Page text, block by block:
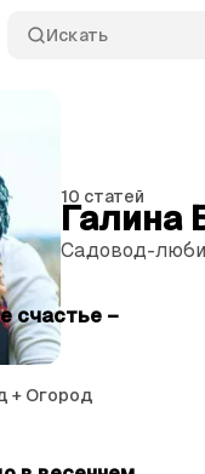
Искать
10 статей
Галина
Садовод-
счастье –
+ Огород